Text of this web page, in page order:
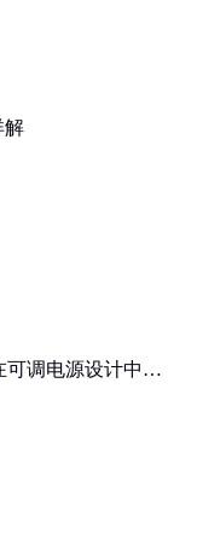
解
可调电源设计中的